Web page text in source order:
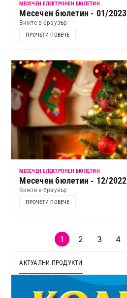
МЕСЕЧЕН ЕЛЕКТРОНЕН БЮЛЕТИН
Месечен бюлетин - 01/2023
Вижте в браузър
ПРОЧЕТИ ПОВЕЧЕ
МЕСЕЧЕН ЕЛЕКТРОНЕН БЮЛЕТИН
Месечен бюлетин - 12/2022
Вижте в браузър
ПРОЧЕТИ ПОВЕЧЕ
1 2 3 4
АКТУАЛНИ ПРОДУКТИ